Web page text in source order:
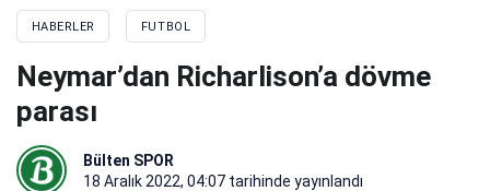
HABERLER FUTBOL
Neymar’dan Richarlison’a dövme
parası
Bülten SPOR
18 Aralık 2022, 04:07 tarihinde yayınlandı